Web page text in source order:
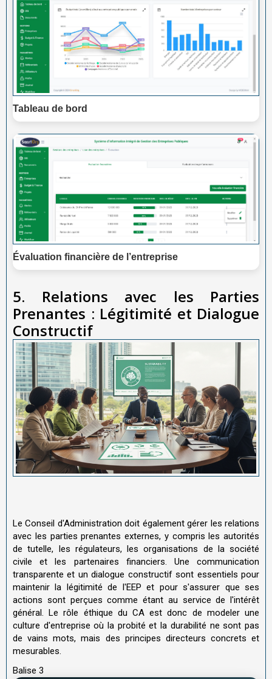
Tableau de bord
Évaluation financière de l’entreprise
5. Relations avec les Parties
Prenantes : Légitimité et Dialogue
Constructif
Le Conseil d'Administration doit également gérer les relations
avec les parties prenantes externes, y compris les autorités
de tutelle, les régulateurs, les organisations de la société
civile et les partenaires financiers. Une communication
transparente et un dialogue constructif sont essentiels pour
maintenir la légitimité de l'EEP et pour s'assurer que ses
actions sont perçues comme étant au service de l'intérêt
général. Le rôle éthique du CA est donc de modeler une
culture d'entreprise où la probité et la durabilité ne sont pas
de vains mots, mais des principes directeurs concrets et
mesurables.
Balise 3